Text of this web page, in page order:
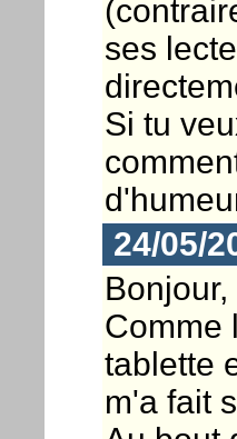
ses
Si tu
24/05/
Bonjour,
Comme
tablette
m'a fait